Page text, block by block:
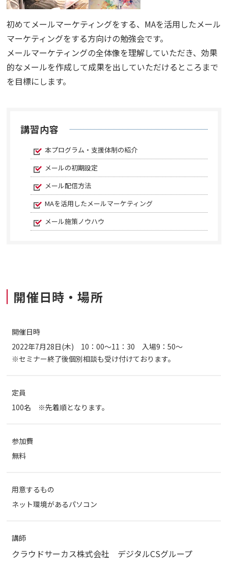
初めてメールマーケティングをする、MAを活用したメール
マーケティングをする方向けの勉強会です。
メールマーケティングの全体像を理解していただき、効果
的なメールを作成して成果を出していただけるところまで
を目標にします。
講習内容
本プログラム・支援体制の紹介
メールの初期設定
メール配信方法
MAを活用したメールマーケティング
メール施策ノウハウ
開催日時・場所
開催日時
2022年7月28日(木) 10：00～11：30 入場9：50～
※セミナー終了後個別相談も受け付けております。
定員
100名 ※先着順となります。
参加費
無料
用意するもの
ネット環境があるパソコン
講師
クラウドサーカス株式会社 デジタルCSグループ